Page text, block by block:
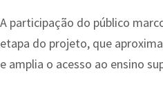
A participação do público
etapa do projeto, que
e amplia o acesso ao ensino